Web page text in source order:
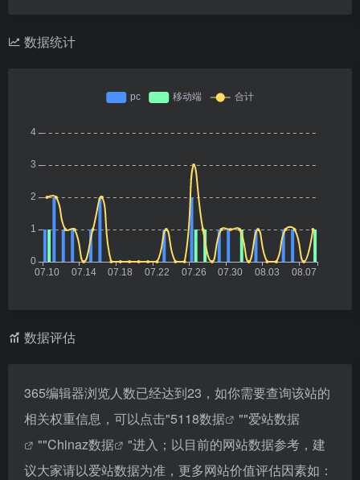
数据统计
数据评估
365编辑器浏览人数已经达到23，如你需要查询该站的
相关权重信息，可以点击"5118数据 ""爱站数据
""Chinaz数据
"进入；以目前的网站数据参考，建
议大家请以爱站数据为准，更多网站价值评估因素如：